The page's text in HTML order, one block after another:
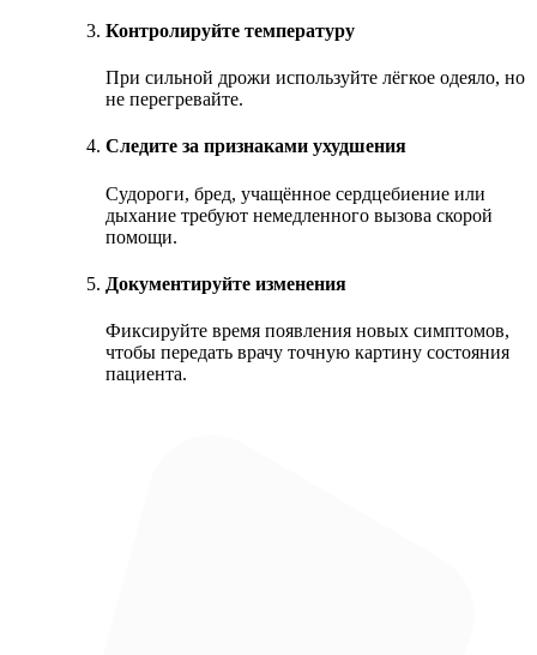
Контролируйте температуру
При сильной дрожи используйте лёгкое одеяло, но
не перегревайте.
Следите за признаками ухудшения
Судороги, бред, учащённое сердцебиение или
дыхание требуют немедленного вызова скорой
помощи.
Документируйте изменения
Фиксируйте время появления новых симптомов,
чтобы передать врачу точную картину состояния
пациента.